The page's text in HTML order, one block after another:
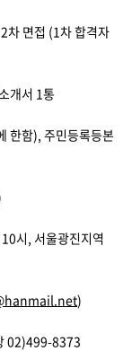
차 면접 (1차 합격자
개서 1통
함), 주민등록등본
시, 서울광진지역
)
02)499-8373